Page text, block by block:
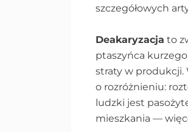
szczegółowych
Deakaryzacja to
ptaszyńca
straty w
o rozróżnieniu:
ludzki jest
mieszkania —